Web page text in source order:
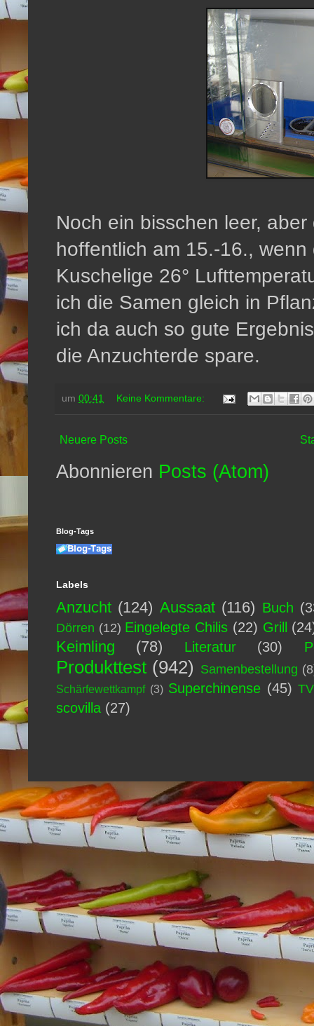
Noch ein bisschen leer,
hoffentlich am 15.-16.,
Kuschelige 26°
ich die Samen gleich in
ich da auch so gute
die Anzuchterde spare.
um 00:41 Keine Kommentare:
Neuere Posts
Abonnieren Posts (Atom)
Blog-Tags
Labels
Anzucht (124) Aussaat (116) Buch
Dörren (12) Eingelegte Chilis (22) Grill
Keimling (78) Literatur (30)
Produkttest (942) Samenbestellung
Schärfewettkampf (3) Superchinense (45) TV
scovilla (27)